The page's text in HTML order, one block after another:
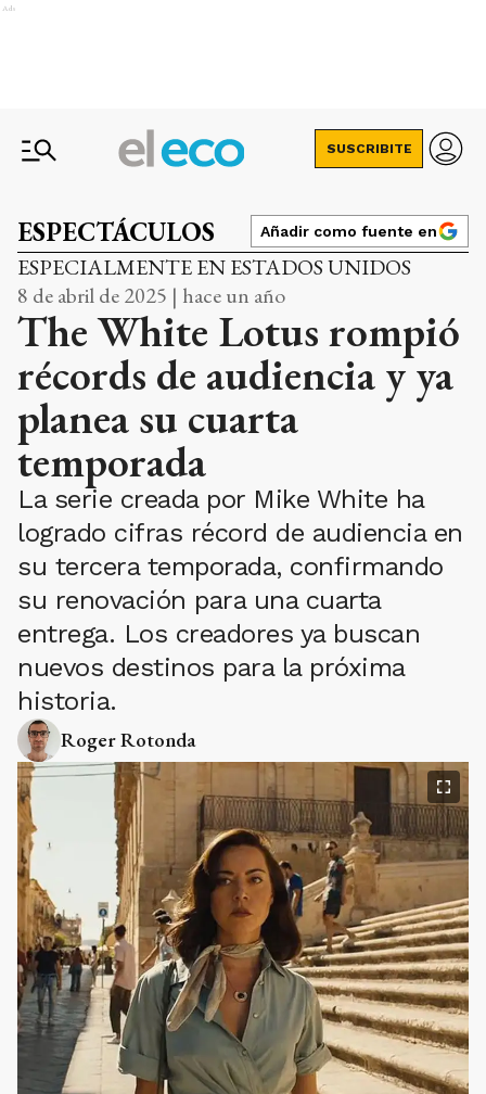
Ads
SUSCRIBITE
ESPECTÁCULOS Añadir como fuente en
ESPECIALMENTE EN ESTADOS UNIDOS
8 de abril de 2025 | hace un año
The White Lotus rompió
récords de audiencia y ya
planea su cuarta
temporada
La serie creada por Mike White ha
logrado cifras récord de audiencia en
su tercera temporada, confirmando
su renovación para una cuarta
entrega. Los creadores ya buscan
nuevos destinos para la próxima
historia.
Roger Rotonda